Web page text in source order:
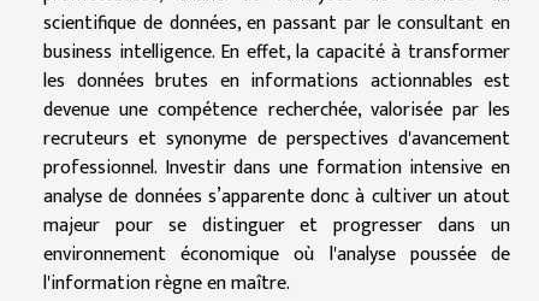
scientifique de données, en passant par le consultant en
business intelligence. En effet, la capacité à transformer
les données brutes en informations actionnables est
devenue une compétence recherchée, valorisée par les
recruteurs et synonyme de perspectives d'avancement
professionnel. Investir dans une formation intensive en
analyse de données s’apparente donc à cultiver un atout
majeur pour se distinguer et progresser dans un
environnement économique où l'analyse poussée de
l'information règne en maître.